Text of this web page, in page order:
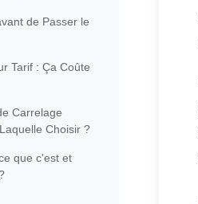
de Passer le
Tarif : Ça Coûte
Carrelage
Choisir ?
que c'est et